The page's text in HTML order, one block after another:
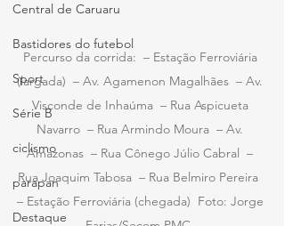
Central de Caruaru
Bastidores do futebol
Sport
Série B
ciclismo
parapan
Destaque
Percurso da corrida:  – Estação Ferroviária
(largada)  – Av. Agamenon Magalhães  – Av.
Visconde de Inhaúma  – Rua Aspicueta
Navarro  – Rua Armindo Moura  – Av.
Amazonas  – Rua Cônego Júlio Cabral  –
Rua Joaquim Tabosa  – Rua Belmiro Pereira
– Estação Ferroviária (chegada)  Foto: Jorge